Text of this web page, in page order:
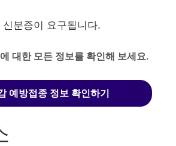
분증이 요구됩니다.
대한 모든 정보를 확인해 보세요.
예방접종 정보 확인하기